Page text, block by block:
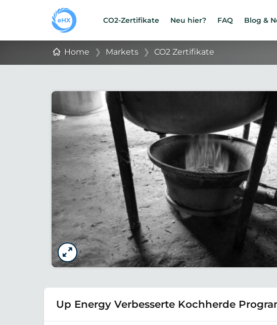
CO2-Zertifikate Neu hier? FAQ Blog &
Home ❯ Markets ❯ CO2 Zertifikate
Up Energy Verbesserte Kochherde